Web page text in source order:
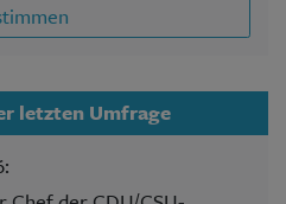
letzten Umfrage